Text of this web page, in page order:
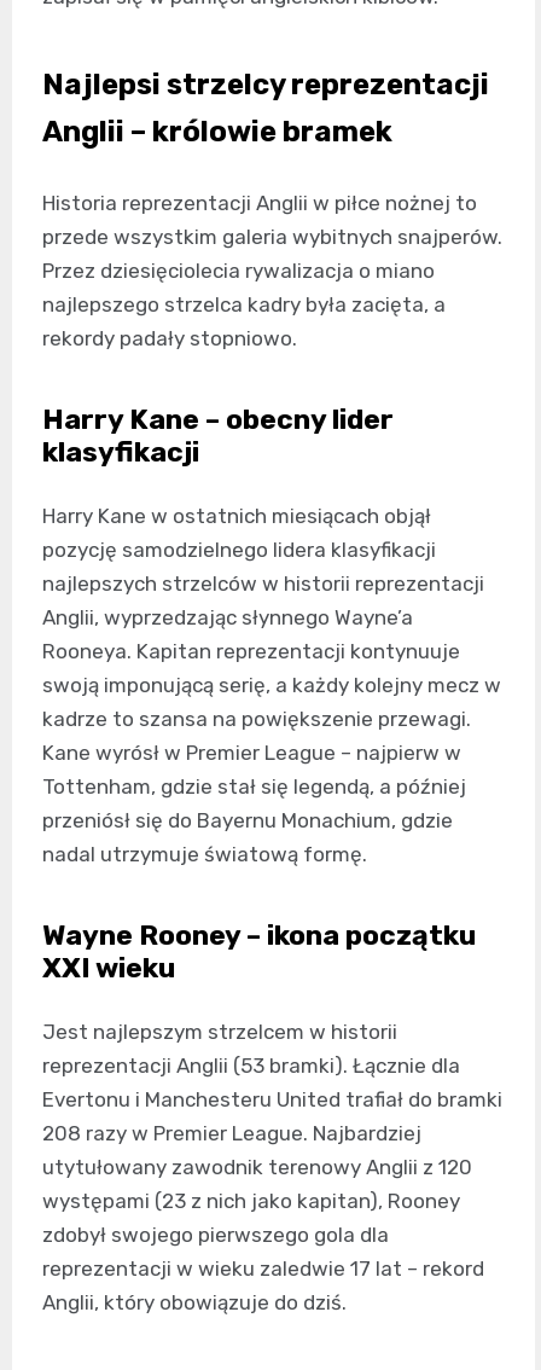
Najlepsi strzelcy reprezentacji
Anglii – królowie bramek
Historia reprezentacji Anglii w piłce nożnej to
przede wszystkim galeria wybitnych snajperów.
Przez dziesięciolecia rywalizacja o miano
najlepszego strzelca kadry była zacięta, a
rekordy padały stopniowo.
Harry Kane – obecny lider
klasyfikacji
Harry Kane w ostatnich miesiącach objął
pozycję samodzielnego lidera klasyfikacji
najlepszych strzelców w historii reprezentacji
Anglii, wyprzedzając słynnego Wayne’a
Rooneya. Kapitan reprezentacji kontynuuje
swoją imponującą serię, a każdy kolejny mecz w
kadrze to szansa na powiększenie przewagi.
Kane wyrósł w Premier League – najpierw w
Tottenham, gdzie stał się legendą, a później
przeniósł się do Bayernu Monachium, gdzie
nadal utrzymuje światową formę.
Wayne Rooney – ikona początku
XXI wieku
Jest najlepszym strzelcem w historii
reprezentacji Anglii (53 bramki). Łącznie dla
Evertonu i Manchesteru United trafiał do bramki
208 razy w Premier League. Najbardziej
utytułowany zawodnik terenowy Anglii z 120
występami (23 z nich jako kapitan), Rooney
zdobył swojego pierwszego gola dla
reprezentacji w wieku zaledwie 17 lat – rekord
Anglii, który obowiązuje do dziś.